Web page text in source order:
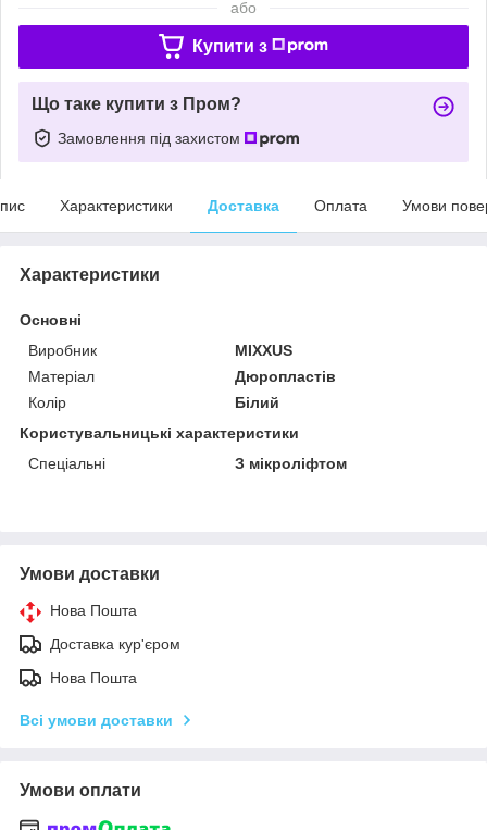
або
Купити з
Що таке купити з Пром?
Замовлення під захистом
Характеристики Доставка Оплата Умови
Характеристики
Основні
Виробник
MIXXUS
Матеріал
Дюропластів
Колір
Білий
Користувальницькі характеристики
Спеціальні
З мікроліфтом
Умови доставки
Нова Пошта
Доставка кур'єром
Нова Пошта
Всі умови доставки
Умови оплати